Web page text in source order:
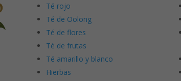
Té rojo
Té de Oolong
Té de flores
Té de frutas
Té amarillo y blanco
Hierbas